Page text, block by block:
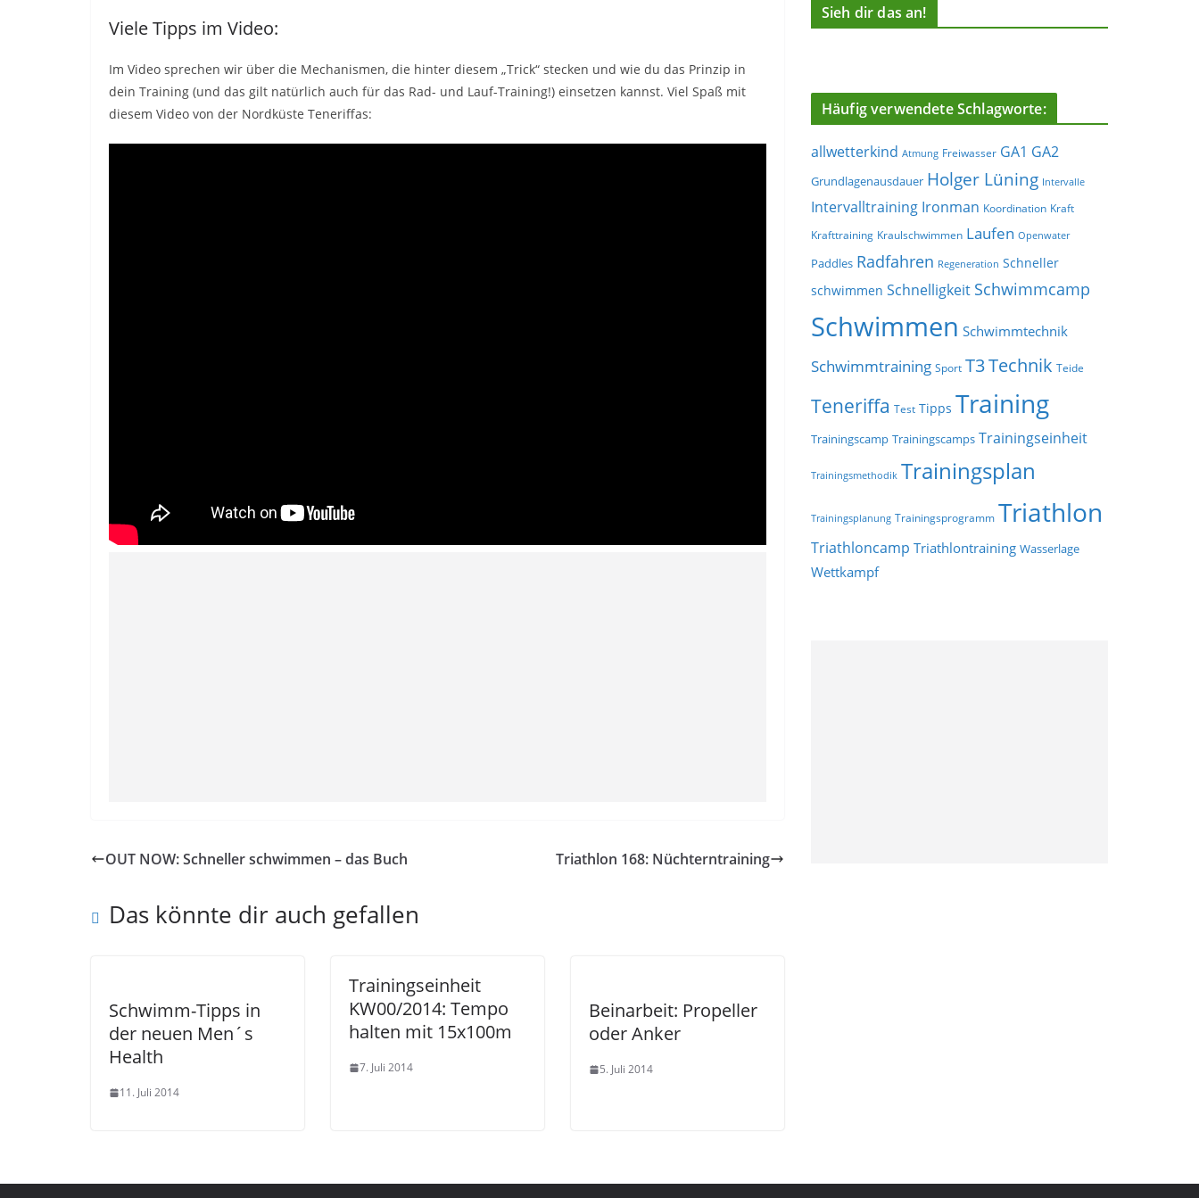
Viele Tipps im Video:
Im Video sprechen wir über die Mechanismen, die hinter diesem „Trick“ stecken und wie du das Prinzip in
dein Training (und das gilt natürlich auch für das Rad- und Lauf-Training!) einsetzen kannst. Viel Spaß mit
diesem Video von der Nordküste Teneriffas:
OUT NOW: Schneller schwimmen – das Buch Triathlon 168: Nüchterntraining
Das könnte dir auch gefallen
Schwimm-Tipps in
der neuen Men´s
Health
11. Juli 2014
Trainingseinheit
KW00/2014: Tempo
halten mit 15x100m
7. Juli 2014
Beinarbeit: Propeller
oder Anker
5. Juli 2014
Sieh dir das an!
Häufig verwendete Schlagworte:
allwetterkind Atmung Freiwasser GA1 GA2
Grundlagenausdauer Holger Lüning Intervalle
Intervalltraining Ironman Koordination Kraft
Krafttraining Kraulschwimmen Laufen Openwater
Paddles Radfahren Regeneration Schneller
schwimmen Schnelligkeit Schwimmcamp
Schwimmen Schwimmtechnik
Schwimmtraining Sport T3Technik Teide
Teneriffa Test Tipps Training
Trainingscamp Trainingscamps Trainingseinheit
Trainingsmethodik Trainingsplan
Trainingsplanung Trainingsprogramm Triathlon
Triathloncamp Triathlontraining Wasserlage
Wettkampf